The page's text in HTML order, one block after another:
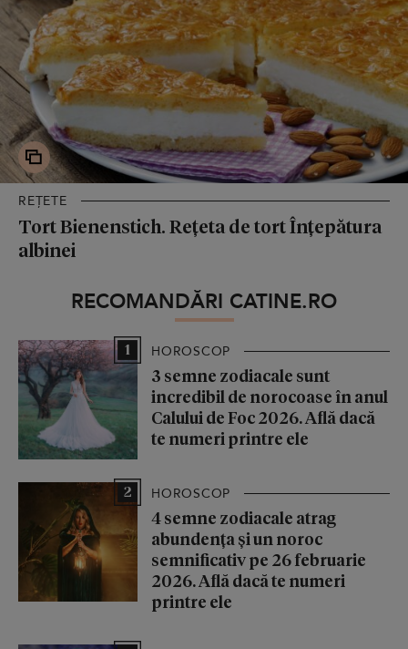
REȚETE
Tort Bienenstich. Rețeta de tort Înțepătura
albinei
RECOMANDĂRI CATINE.RO
1 HOROSCOP
3 semne zodiacale sunt
incredibil de norocoase în anul
Calului de Foc 2026. Află dacă
te numeri printre ele
2 HOROSCOP
4 semne zodiacale atrag
abundența și un noroc
semnificativ pe 26 februarie
2026. Află dacă te numeri
printre ele